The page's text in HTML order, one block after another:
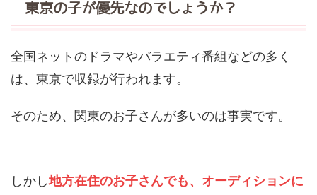
東京の子が優先なのでしょうか？
全国ネットのドラマやバラエティ番組などの多く
は、東京で収録が行われます。
そのため、関東のお子さんが多いのは事実です。
しかし地方在住のお子さんでも、オーディションに